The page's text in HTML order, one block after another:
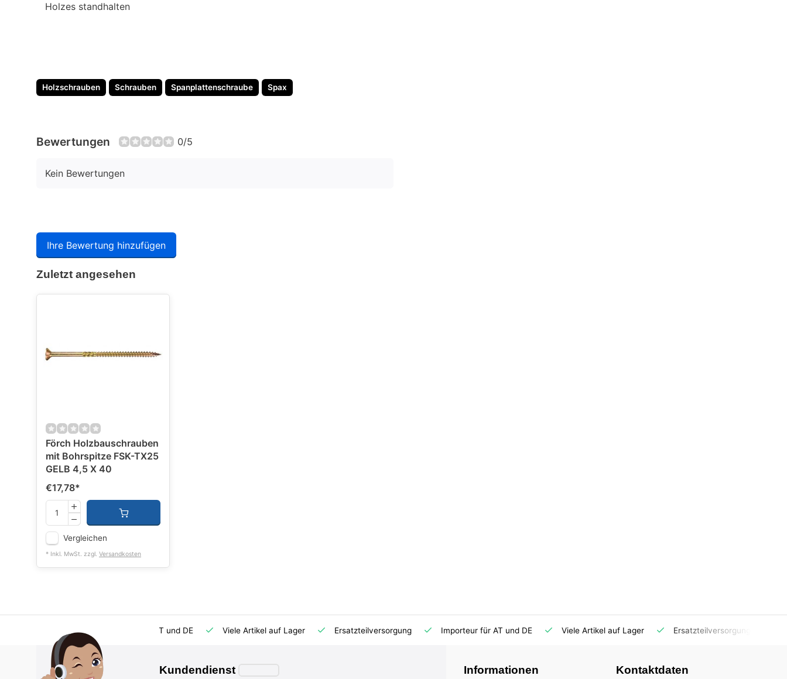
Holzes standhalten
Holzschrauben Schrauben Spanplattenschraube Spax
Bewertungen 0/5
Kein Bewertungen
Ihre Bewertung hinzufügen
Zuletzt angesehen
Förch Holzbauschrauben
mit Bohrspitze FSK-TX25
GELB 4,5 X 40
€17,78*
Vergleichen
* Inkl. MwSt. zzgl. Versandkosten
Importeur für AT und DE Viele Artikel auf Lager Ersatzteilversorgung Importeur für AT und DE Viele Artikel auf Lager Ersatzteilversorgung
Kundendienst Informationen Kontaktdaten